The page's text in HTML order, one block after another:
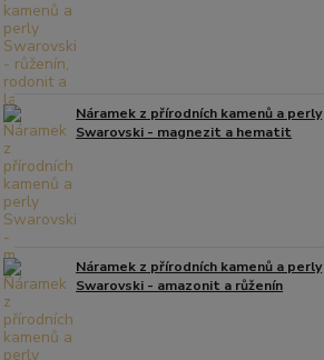
Náramek z přírodních kamenů a perly
Swarovski - magnezit a hematit
Náramek z přírodních kamenů a perly
Swarovski - amazonit a růženín